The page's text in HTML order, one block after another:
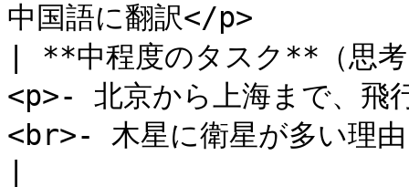
中国語に翻訳</p>
| **中程度のタスク**（思
<p>- 北京から上海まで、飛
<br>- 木星に衛星が多い理